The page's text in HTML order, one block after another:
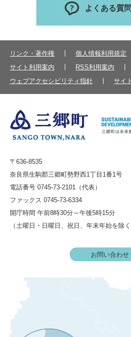
よくある質
リンク・著作権
個人情報利用規定
サイト利用案内
RSS利用案内
ウェブアクセシビリティ指針
サイ
〒636-8535
奈良県生駒郡三郷町勢野西1丁目1番1号
電話番号 0745-73-2101（代表）
ファックス 0745-73-6334
開庁時間 午前8時30分～午後5時15分
（土曜日・日曜日、祝日、年末年始を除く
お問い合わせ